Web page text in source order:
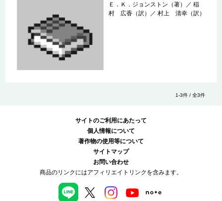
Ｅ．Ｋ．ジョンストン（著）
／稲
村 広香（訳）
／村上 清幸（訳）
1-3件 / 全3件
サイトのご利用にあたって
個人情報について
著作物の使用等について
サイトマップ
お問い合わせ
商品のリンクにはアフィリエイトリンクを含みます。